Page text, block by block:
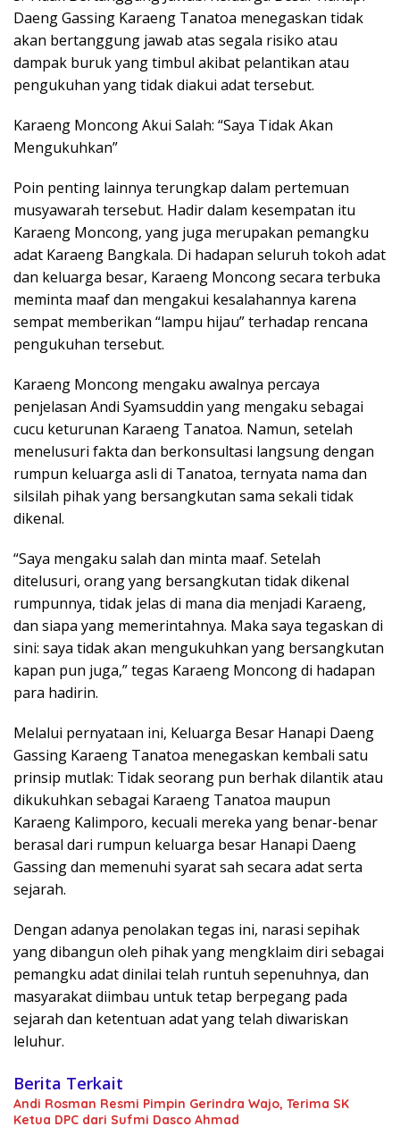
Daeng Gassing Karaeng Tanatoa menegaskan tidak
akan bertanggung jawab atas segala risiko atau
dampak buruk yang timbul akibat pelantikan atau
pengukuhan yang tidak diakui adat tersebut.
Karaeng Moncong Akui Salah: “Saya Tidak Akan
Mengukuhkan”
Poin penting lainnya terungkap dalam pertemuan
musyawarah tersebut. Hadir dalam kesempatan itu
Karaeng Moncong, yang juga merupakan pemangku
adat Karaeng Bangkala. Di hadapan seluruh tokoh adat
dan keluarga besar, Karaeng Moncong secara terbuka
meminta maaf dan mengakui kesalahannya karena
sempat memberikan “lampu hijau” terhadap rencana
pengukuhan tersebut.
Karaeng Moncong mengaku awalnya percaya
penjelasan Andi Syamsuddin yang mengaku sebagai
cucu keturunan Karaeng Tanatoa. Namun, setelah
menelusuri fakta dan berkonsultasi langsung dengan
rumpun keluarga asli di Tanatoa, ternyata nama dan
silsilah pihak yang bersangkutan sama sekali tidak
dikenal.
“Saya mengaku salah dan minta maaf. Setelah
ditelusuri, orang yang bersangkutan tidak dikenal
rumpunnya, tidak jelas di mana dia menjadi Karaeng,
dan siapa yang memerintahnya. Maka saya tegaskan di
sini: saya tidak akan mengukuhkan yang bersangkutan
kapan pun juga,” tegas Karaeng Moncong di hadapan
para hadirin.
Melalui pernyataan ini, Keluarga Besar Hanapi Daeng
Gassing Karaeng Tanatoa menegaskan kembali satu
prinsip mutlak: Tidak seorang pun berhak dilantik atau
dikukuhkan sebagai Karaeng Tanatoa maupun
Karaeng Kalimporo, kecuali mereka yang benar-benar
berasal dari rumpun keluarga besar Hanapi Daeng
Gassing dan memenuhi syarat sah secara adat serta
sejarah.
Dengan adanya penolakan tegas ini, narasi sepihak
yang dibangun oleh pihak yang mengklaim diri sebagai
pemangku adat dinilai telah runtuh sepenuhnya, dan
masyarakat diimbau untuk tetap berpegang pada
sejarah dan ketentuan adat yang telah diwariskan
leluhur.
Berita Terkait
Andi Rosman Resmi Pimpin Gerindra Wajo, Terima SK
Ketua DPC dari Sufmi Dasco Ahmad